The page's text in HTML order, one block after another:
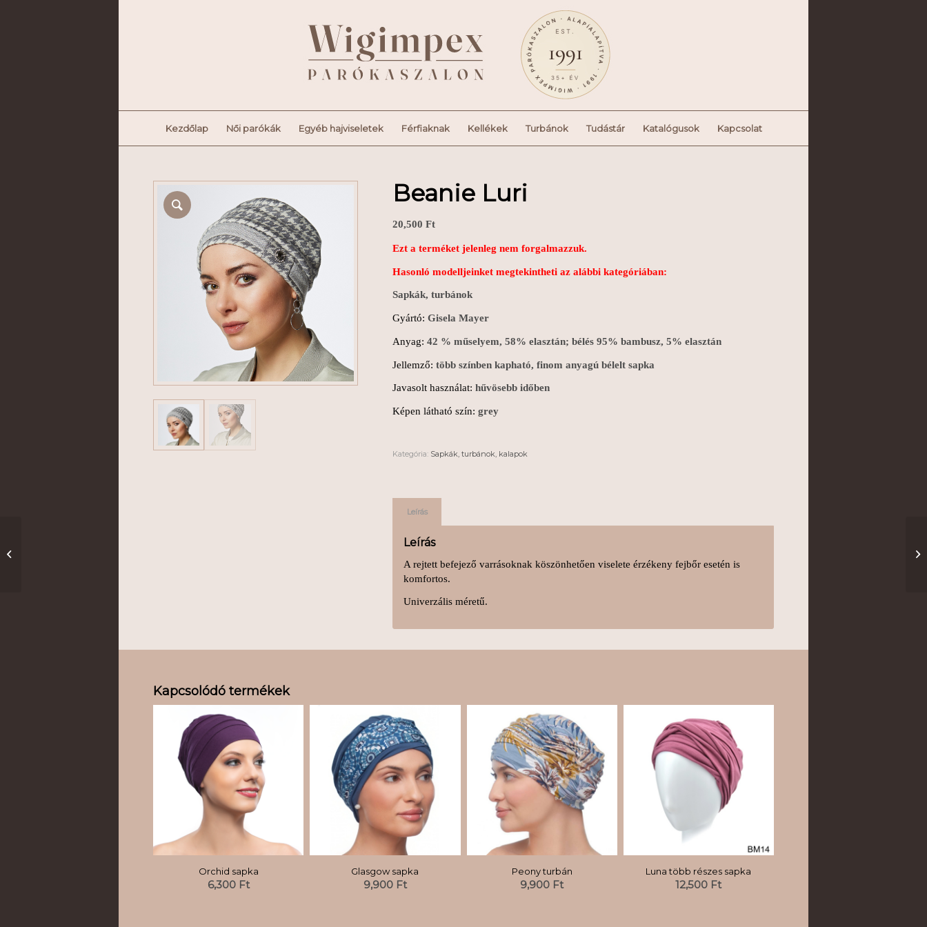
Kezdőlap Női parókák Egyéb hajviseletek Férfiaknak Kellékek Turbánok Tudástár Katalógusok Kapcsolat
Beanie Luri
20,500 Ft
Ezt a terméket jelenleg nem forgalmazzuk.
Hasonló modelljeinket megtekintheti az alábbi kategóriában:
Sapkák, turbánok
Gyártó: Gisela Mayer
Anyag: 42 % műselyem, 58% elasztán; bélés 95% bambusz, 5% elasztán
Jellemző: több színben kapható, finom anyagú bélelt sapka
Javasolt használat: hűvösebb időben
Képen látható szín: grey
Kategória: Sapkák, turbánok, kalapok
Leírás
Leírás
A rejtett befejező varrásoknak köszönhetően viselete érzékeny fejbőr esetén is
komfortos.
Univerzális méretű.
Kapcsolódó termékek
Orchid sapka
6,300 Ft
Glasgow sapka
9,900 Ft
Peony turbán
9,900 Ft
Luna több részes sapka
12,500 Ft